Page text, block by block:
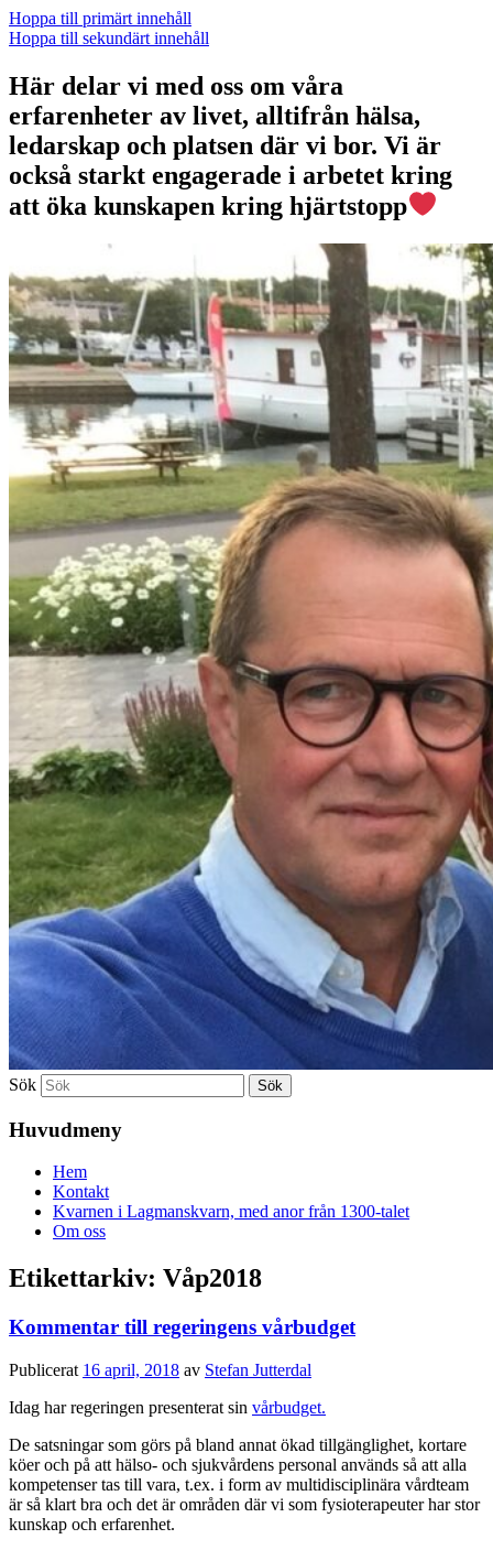
Hoppa till primärt innehåll
Hoppa till sekundärt innehåll
Här delar vi med oss om våra
erfarenheter av livet, alltifrån hälsa,
ledarskap och platsen där vi bor. Vi är
också starkt engagerade i arbetet kring
att öka kunskapen kring hjärtstopp
Sök
Huvudmeny
Hem
Kontakt
Kvarnen i Lagmanskvarn, med anor från 1300-talet
Om oss
Etikettarkiv: Våp2018
Kommentar till regeringens vårbudget
Publicerat 16 april, 2018 av Stefan Jutterdal
Idag har regeringen presenterat sin vårbudget.
De satsningar som görs på bland annat ökad tillgänglighet, kortare
köer och på att hälso- och sjukvårdens personal används så att alla
kompetenser tas till vara, t.ex. i form av multidisciplinära vårdteam
är så klart bra och det är områden där vi som fysioterapeuter har stor
kunskap och erfarenhet.